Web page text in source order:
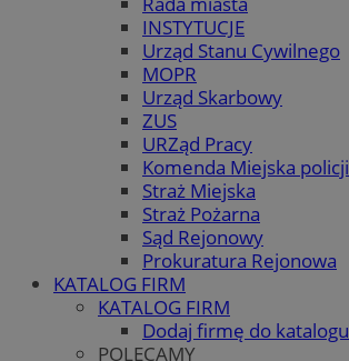
INSTYTUCJE
Urząd Stanu Cywilnego
MOPR
Urząd Skarbowy
ZUS
URZąd Pracy
Komenda Miejska policji
Straż Miejska
Straż Pożarna
Sąd Rejonowy
Prokuratura Rejonowa
KATALOG FIRM
KATALOG FIRM
Dodaj firmę do katalogu
POLECAMY